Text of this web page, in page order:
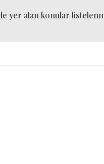
yer alan konular